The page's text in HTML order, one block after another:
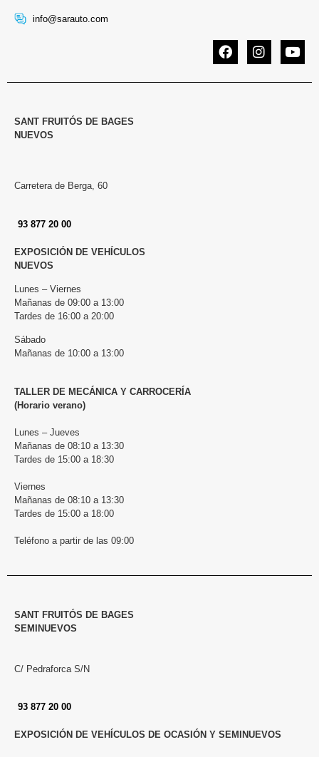
info@sarauto.com
SANT FRUITÓS DE BAGES
NUEVOS
Carretera de Berga, 60
93 877 20 00
EXPOSICIÓN DE VEHÍCULOS
NUEVOS
Lunes – Viernes
Mañanas de 09:00 a 13:00
Tardes de 16:00 a 20:00
Sábado
Mañanas de 10:00 a 13:00
TALLER DE MECÁNICA Y CARROCERÍA
(Horario verano)
Lunes – Jueves
Mañanas de 08:10 a 13:30
Tardes de 15:00 a 18:30
Viernes
Mañanas de 08:10 a 13:30
Tardes de 15:00 a 18:00
Teléfono a partir de las 09:00
SANT FRUITÓS DE BAGES
SEMINUEVOS
C/ Pedraforca S/N
93 877 20 00
EXPOSICIÓN DE VEHÍCULOS DE OCASIÓN Y SEMINUEVOS